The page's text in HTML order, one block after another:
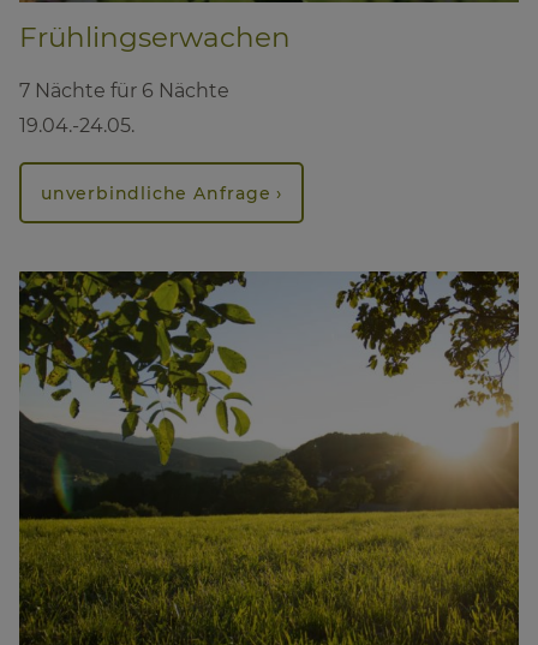
Frühlingserwachen
7 Nächte für 6 Nächte
19.04.-24.05.
unverbindliche Anfrage ›